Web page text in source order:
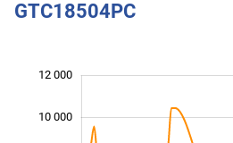
GTC18504PC
12 000
10 000